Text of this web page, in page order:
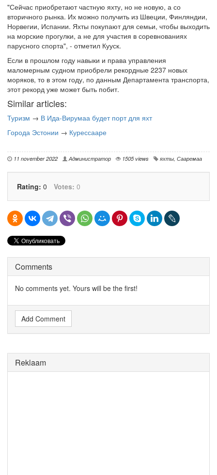
"Сейчас приобретают частную яхту, но не новую, а со
вторичного рынка. Их можно получить из Швеции, Финляндии,
Норвегии, Испании. Яхты покупают для семьи, чтобы выходить
на морские прогулки, а не для участия в соревнованиях
парусного спорта", - отметил Кууск.
Если в прошлом году навыки и права управления
маломерным судном приобрели рекордные 2237 новых
моряков, то в этом году, по данным Департамента транспорта,
этот рекорд уже может быть побит.
Similar articles:
Туризм → В Ида-Вирумаа будет порт для яхт
Города Эстонии → Курессааре
11 november 2022 Администратор 1505 views яхты, Сааремаа
Rating: 0 Votes: 0
Comments
No comments yet. Yours will be the first!
Add Comment
Reklaam